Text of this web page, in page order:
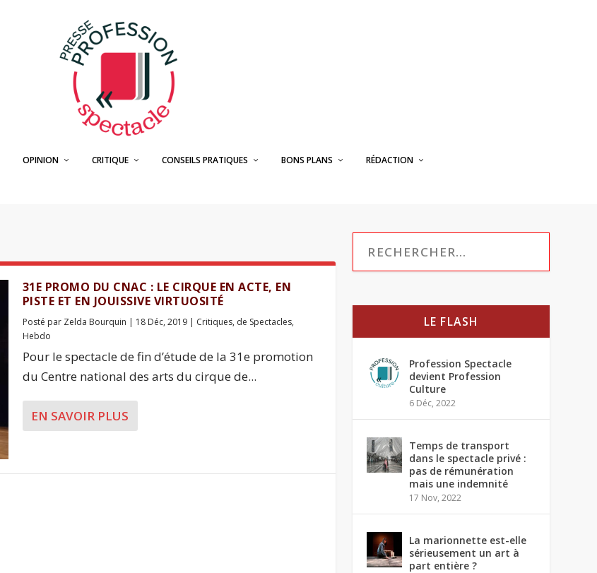
OPINION CRITIQUE CONSEILS PRATIQUES BONS PLANS RÉDACTION
31E PROMO DU CNAC : LE CIRQUE EN ACTE, EN
PISTE ET EN JOUISSIVE VIRTUOSITÉ
Posté par Zelda Bourquin | 18 Déc, 2019| Critiques, de Spectacles,
Hebdo
Pour le spectacle de fin d’étude de la 31e promotion
du Centre national des arts du cirque de...
EN SAVOIR PLUS
LE FLASH
Profession Spectacle
devient Profession
Culture
6 Déc, 2022
Temps de transport
dans le spectacle privé :
pas de rémunération
mais une indemnité
17 Nov, 2022
La marionnette est-elle
sérieusement un art à
part entière ?